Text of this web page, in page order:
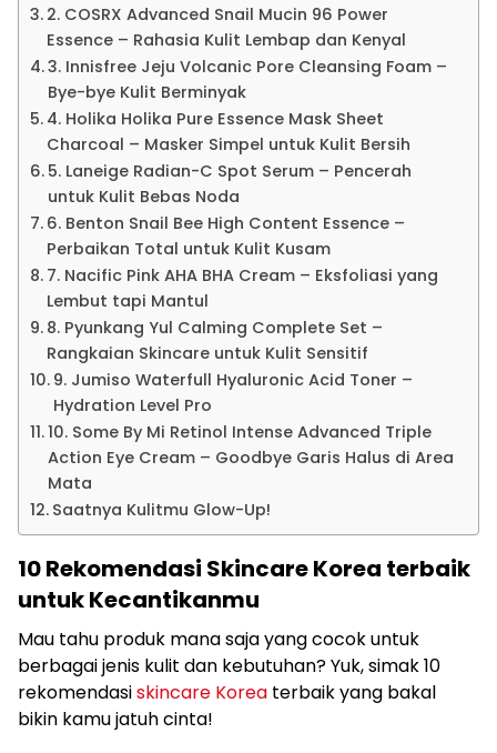
2. COSRX Advanced Snail Mucin 96 Power
Essence – Rahasia Kulit Lembap dan Kenyal
3. Innisfree Jeju Volcanic Pore Cleansing Foam –
Bye-bye Kulit Berminyak
4. Holika Holika Pure Essence Mask Sheet
Charcoal – Masker Simpel untuk Kulit Bersih
5. Laneige Radian-C Spot Serum – Pencerah
untuk Kulit Bebas Noda
6. Benton Snail Bee High Content Essence –
Perbaikan Total untuk Kulit Kusam
7. Nacific Pink AHA BHA Cream – Eksfoliasi yang
Lembut tapi Mantul
8. Pyunkang Yul Calming Complete Set –
Rangkaian Skincare untuk Kulit Sensitif
9. Jumiso Waterfull Hyaluronic Acid Toner –
Hydration Level Pro
10. Some By Mi Retinol Intense Advanced Triple
Action Eye Cream – Goodbye Garis Halus di Area
Mata
Saatnya Kulitmu Glow-Up!
10 Rekomendasi Skincare Korea terbaik
untuk Kecantikanmu
Mau tahu produk mana saja yang cocok untuk
berbagai jenis kulit dan kebutuhan? Yuk, simak 10
rekomendasiskincare Korea terbaik yang bakal
bikin kamu jatuh cinta!